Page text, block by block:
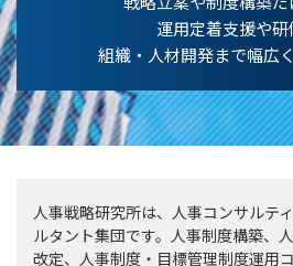
運用定着支援や研
組織・人材開発まで幅広
人事戦略研究所は、人事コンサルテ
ルタント集団です。人事制度構築、
改定、人事制度・目標管理制度運用